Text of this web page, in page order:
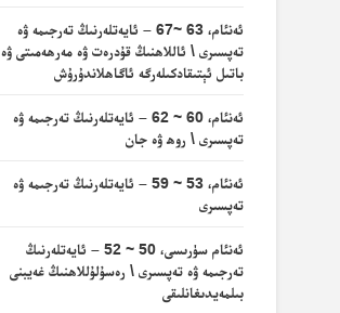
ئەنئام، 63 ~67 – ئايەتلەرنىڭ تەرجىمە ۋە
تەپسىرى \ ئاللاھنىڭ قۇدرەت ۋە مەرھەمىتى ۋە
باتىل ئېتىقادكىلەرگە ئاگاھلاندۇرۇش
ئەنئام، 60 ~ 62 – ئايەتلەرنىڭ تەرجىمە ۋە
تەپسىرى \ روھ ۋە جان
ئەنئام، 53 ~ 59 – ئايەتلەرنىڭ تەرجىمە ۋە
تەپسىرى
ئەنئام سۈرىسى، 50 ~ 52 – ئايەتلەرنىڭ
تەرجىمە ۋە تەپسىرى \ رەسۇلۇللاھنىڭ غەيبنى
بىلمەيدىغانلىقى